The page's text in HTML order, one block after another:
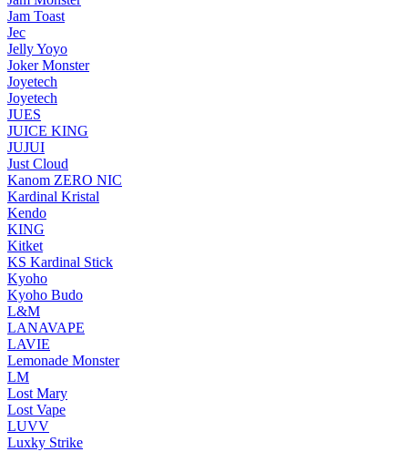
Jam Toast
Jec
Jelly Yoyo
Joker Monster
Joyetech
Joyetech
JUES
JUICE KING
JUJUI
Just Cloud
Kanom ZERO NIC
Kardinal Kristal
Kendo
KING
Kitket
KS Kardinal Stick
Kyoho
Kyoho Budo
L&M
LANAVAPE
LAVIE
Lemonade Monster
LM
Lost Mary
Lost Vape
LUVV
Luxky Strike